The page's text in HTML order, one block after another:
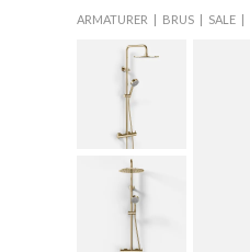
ARMATURER BRUS SALE